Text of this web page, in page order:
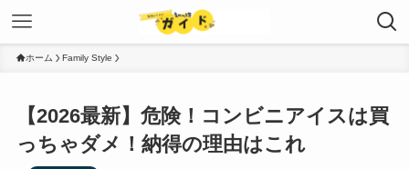
ホーム Family Style
【2026最新】危険！コンビニアイスは買
っちゃダメ！納得の理由はこれ